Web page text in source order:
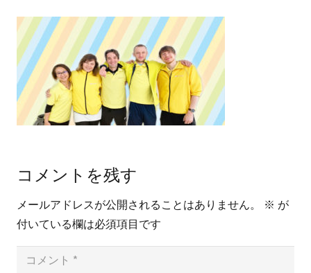
コメントを残す
メールアドレスが公開されることはありません。 ※ が
付いている欄は必須項目です